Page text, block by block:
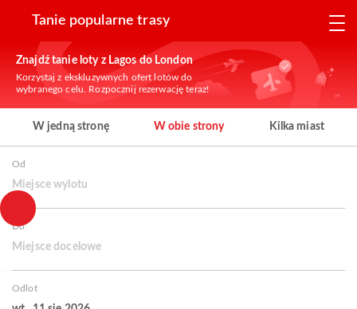
Tanie popularne trasy
Znajdź tanie loty z Lagos do London
Korzystaj z ekskluzywnych ofert lotów do
wybranego celu. Rozpocznij rezerwację teraz!
W jedną stronę W obie strony Kilka miast
Od
Miejsce wylotu
Do
Miejsce docelowe
Odlot